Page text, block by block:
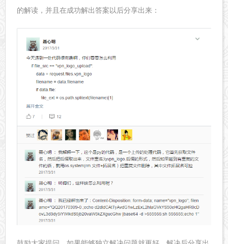
的解读，并且在成功解出答案以后分享出来：